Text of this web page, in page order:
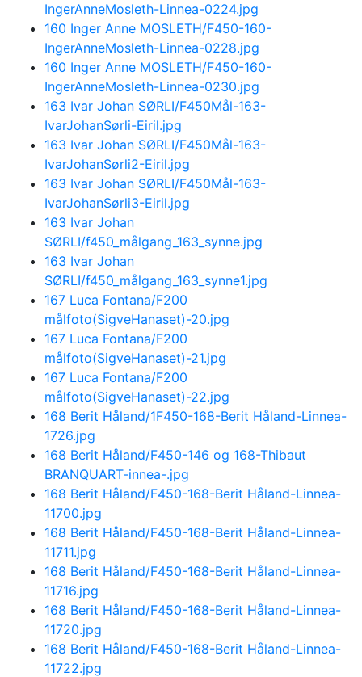
IngerAnneMosleth-Linnea-0224.jpg
160 Inger Anne MOSLETH/F450-160-
IngerAnneMosleth-Linnea-0228.jpg
160 Inger Anne MOSLETH/F450-160-
IngerAnneMosleth-Linnea-0230.jpg
163 Ivar Johan SØRLI/F450Mål-163-
IvarJohanSørli-Eiril.jpg
163 Ivar Johan SØRLI/F450Mål-163-
IvarJohanSørli2-Eiril.jpg
163 Ivar Johan SØRLI/F450Mål-163-
IvarJohanSørli3-Eiril.jpg
163 Ivar Johan
SØRLI/f450_målgang_163_synne.jpg
163 Ivar Johan
SØRLI/f450_målgang_163_synne1.jpg
167 Luca Fontana/F200
målfoto(SigveHanaset)-20.jpg
167 Luca Fontana/F200
målfoto(SigveHanaset)-21.jpg
167 Luca Fontana/F200
målfoto(SigveHanaset)-22.jpg
168 Berit Håland/1F450-168-Berit Håland-Linnea-
1726.jpg
168 Berit Håland/F450-146 og 168-Thibaut
BRANQUART-innea-.jpg
168 Berit Håland/F450-168-Berit Håland-Linnea-
11700.jpg
168 Berit Håland/F450-168-Berit Håland-Linnea-
11711.jpg
168 Berit Håland/F450-168-Berit Håland-Linnea-
11716.jpg
168 Berit Håland/F450-168-Berit Håland-Linnea-
11720.jpg
168 Berit Håland/F450-168-Berit Håland-Linnea-
11722.jpg